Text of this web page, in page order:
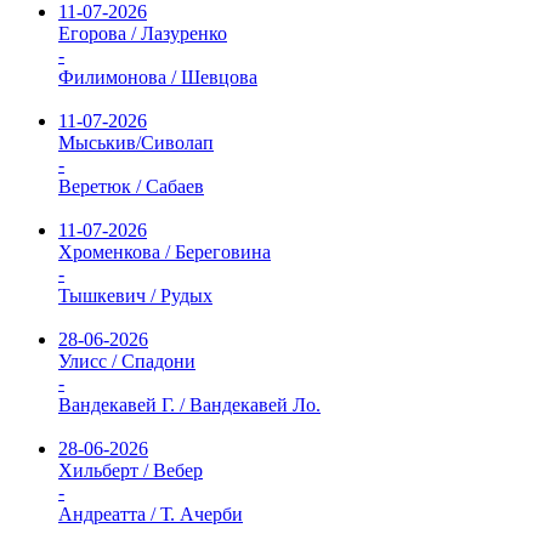
11-07-2026
Егорова / Лазуренко
-
Филимонова / Шевцова
11-07-2026
Мыськив/Сиволап
-
Веретюк / Сабаев
11-07-2026
Хроменкова / Береговина
-
Тышкевич / Рудых
28-06-2026
Улисс / Спадони
-
Вандекавей Г. / Вандекавей Ло.
28-06-2026
Хильберт / Вебер
-
Андреатта / Т. Ачерби